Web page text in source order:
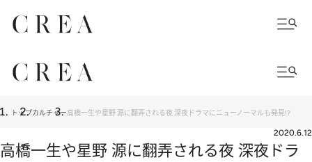
トップカルチャー高橋一生や星野 源に翻弄される夜 深夜ドラマにニューノーマルも発見!?
2020.6.12
高橋一生や星野 源に翻弄される夜 深夜ドラ